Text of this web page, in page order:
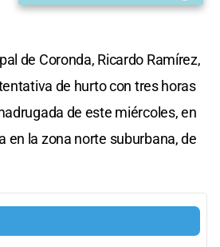
de Coronda, Ricardo Ramírez,
de hurto con tres horas
de este miércoles, en
en la zona norte suburbana, de